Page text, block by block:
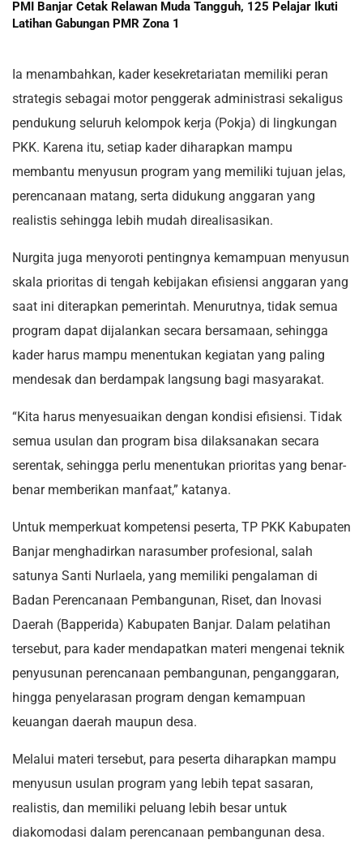
PMI Banjar Cetak Relawan Muda Tangguh, 125 Pelajar Ikuti
Latihan Gabungan PMR Zona 1
Ia menambahkan, kader kesekretariatan memiliki peran
strategis sebagai motor penggerak administrasi sekaligus
pendukung seluruh kelompok kerja (Pokja) di lingkungan
PKK. Karena itu, setiap kader diharapkan mampu
membantu menyusun program yang memiliki tujuan jelas,
perencanaan matang, serta didukung anggaran yang
realistis sehingga lebih mudah direalisasikan.
Nurgita juga menyoroti pentingnya kemampuan menyusun
skala prioritas di tengah kebijakan efisiensi anggaran yang
saat ini diterapkan pemerintah. Menurutnya, tidak semua
program dapat dijalankan secara bersamaan, sehingga
kader harus mampu menentukan kegiatan yang paling
mendesak dan berdampak langsung bagi masyarakat.
“Kita harus menyesuaikan dengan kondisi efisiensi. Tidak
semua usulan dan program bisa dilaksanakan secara
serentak, sehingga perlu menentukan prioritas yang benar-
benar memberikan manfaat,” katanya.
Untuk memperkuat kompetensi peserta, TP PKK Kabupaten
Banjar menghadirkan narasumber profesional, salah
satunya Santi Nurlaela, yang memiliki pengalaman di
Badan Perencanaan Pembangunan, Riset, dan Inovasi
Daerah (Bapperida) Kabupaten Banjar. Dalam pelatihan
tersebut, para kader mendapatkan materi mengenai teknik
penyusunan perencanaan pembangunan, penganggaran,
hingga penyelarasan program dengan kemampuan
keuangan daerah maupun desa.
Melalui materi tersebut, para peserta diharapkan mampu
menyusun usulan program yang lebih tepat sasaran,
realistis, dan memiliki peluang lebih besar untuk
diakomodasi dalam perencanaan pembangunan desa.